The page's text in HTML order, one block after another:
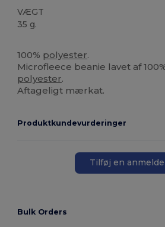
VÆGT
35 g.
100% polyester.
Microfleece beanie lavet af
polyester.
Aftageligt mærkat.
Produktkundevurderinger
Tilføj en
Bulk Orders